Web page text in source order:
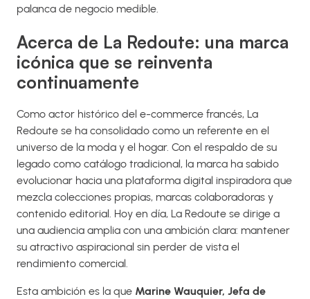
palanca de negocio medible.
Acerca de La Redoute: una marca
icónica que se reinventa
continuamente
Como actor histórico del e-commerce francés, La
Redoute se ha consolidado como un referente en el
universo de la moda y el hogar. Con el respaldo de su
legado como catálogo tradicional, la marca ha sabido
evolucionar hacia una plataforma digital inspiradora que
mezcla colecciones propias, marcas colaboradoras y
contenido editorial. Hoy en día, La Redoute se dirige a
una audiencia amplia con una ambición clara: mantener
su atractivo aspiracional sin perder de vista el
rendimiento comercial.
Esta ambición es la que Marine Wauquier, Jefa de